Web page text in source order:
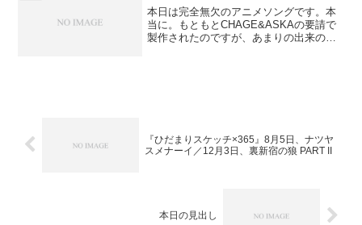
本日は完全無欠のアニメソングです。本
当に。もともとCHAGE&ASKAの要請で
製作されたのですが、あまりの出来の良
『ひだまりスケッチ×365』8月5日、ナツヤ
スメナーイ／12月3日、裏新宿の狼 PART II
本日の見出し